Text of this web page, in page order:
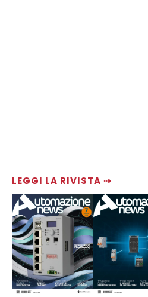
LEGGI LA RIVISTA ⇢